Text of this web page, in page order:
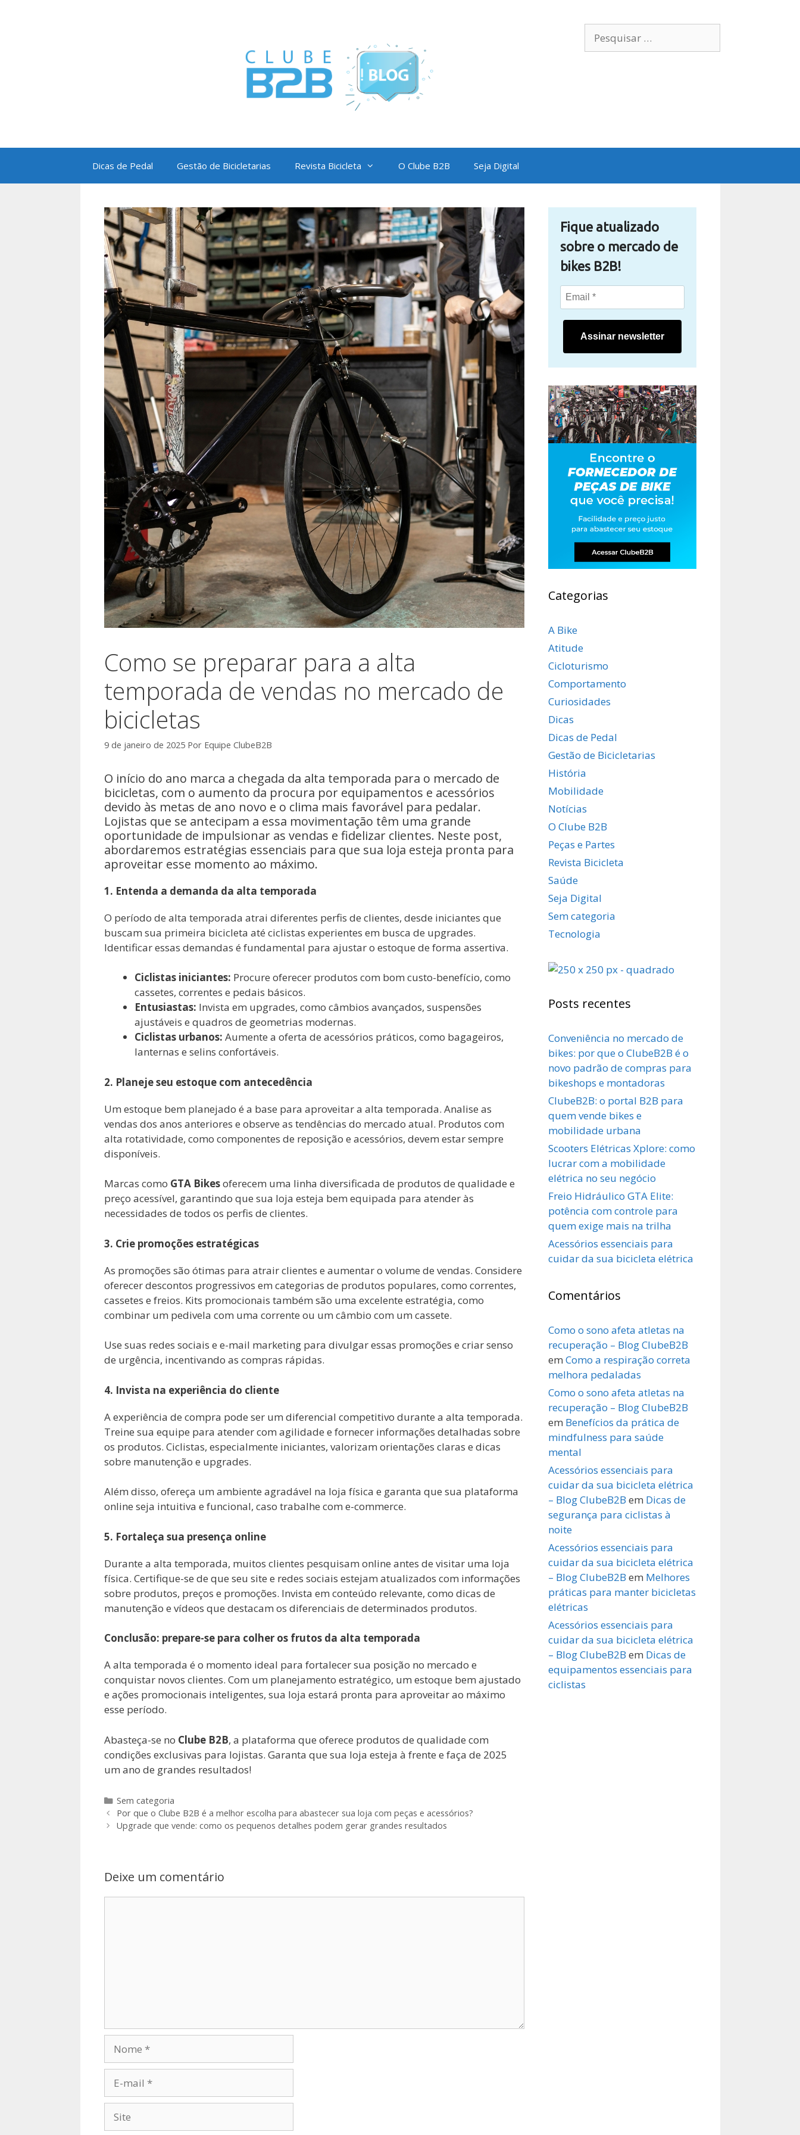
por:
Dicas de Pedal Gestão de Bicicletarias Revista Bicicleta O Clube B2B Seja Digital
Como se preparar para a alta
temporada de vendas no mercado de
bicicletas
9 de janeiro de 2025 Por Equipe ClubeB2B
O início do ano marca a chegada da alta temporada para o mercado de
bicicletas, com o aumento da procura por equipamentos e acessórios
devido às metas de ano novo e o clima mais favorável para pedalar.
Lojistas que se antecipam a essa movimentação têm uma grande
oportunidade de impulsionar as vendas e fidelizar clientes. Neste post,
abordaremos estratégias essenciais para que sua loja esteja pronta para
aproveitar esse momento ao máximo.
1. Entenda a demanda da alta temporada
O período de alta temporada atrai diferentes perfis de clientes, desde iniciantes que
buscam sua primeira bicicleta até ciclistas experientes em busca de upgrades.
Identificar essas demandas é fundamental para ajustar o estoque de forma assertiva.
Ciclistas iniciantes: Procure oferecer produtos com bom custo-benefício, como
cassetes, correntes e pedais básicos.
Entusiastas: Invista em upgrades, como câmbios avançados, suspensões
ajustáveis e quadros de geometrias modernas.
Ciclistas urbanos: Aumente a oferta de acessórios práticos, como bagageiros,
lanternas e selins confortáveis.
2. Planeje seu estoque com antecedência
Um estoque bem planejado é a base para aproveitar a alta temporada. Analise as
vendas dos anos anteriores e observe as tendências do mercado atual. Produtos com
alta rotatividade, como componentes de reposição e acessórios, devem estar sempre
disponíveis.
Marcas como GTA Bikesoferecem uma linha diversificada de produtos de qualidade e
preço acessível, garantindo que sua loja esteja bem equipada para atender às
necessidades de todos os perfis de clientes.
3. Crie promoções estratégicas
As promoções são ótimas para atrair clientes e aumentar o volume de vendas. Considere
oferecer descontos progressivos em categorias de produtos populares, como correntes,
cassetes e freios. Kits promocionais também são uma excelente estratégia, como
combinar um pedivela com uma corrente ou um câmbio com um cassete.
Use suas redes sociais e e-mail marketing para divulgar essas promoções e criar senso
de urgência, incentivando as compras rápidas.
4. Invista na experiência do cliente
A experiência de compra pode ser um diferencial competitivo durante a alta temporada.
Treine sua equipe para atender com agilidade e fornecer informações detalhadas sobre
os produtos. Ciclistas, especialmente iniciantes, valorizam orientações claras e dicas
sobre manutenção e upgrades.
Além disso, ofereça um ambiente agradável na loja física e garanta que sua plataforma
online seja intuitiva e funcional, caso trabalhe com e-commerce.
5. Fortaleça sua presença online
Durante a alta temporada, muitos clientes pesquisam online antes de visitar uma loja
física. Certifique-se de que seu site e redes sociais estejam atualizados com informações
sobre produtos, preços e promoções. Invista em conteúdo relevante, como dicas de
manutenção e vídeos que destacam os diferenciais de determinados produtos.
Conclusão: prepare-se para colher os frutos da alta temporada
A alta temporada é o momento ideal para fortalecer sua posição no mercado e
conquistar novos clientes. Com um planejamento estratégico, um estoque bem ajustado
e ações promocionais inteligentes, sua loja estará pronta para aproveitar ao máximo
esse período.
Abasteça-se no Clube B2B, a plataforma que oferece produtos de qualidade com
condições exclusivas para lojistas. Garanta que sua loja esteja à frente e faça de 2025
um ano de grandes resultados!
Categorias
Sem categoria
Por que o Clube B2B é a melhor escolha para abastecer sua loja com peças e acessórios?
Upgrade que vende: como os pequenos detalhes podem gerar grandes resultados
Deixe um comentário
mail
Fique atualizado
sobre o mercado de
bikes B2B!
Assinar newsletter
Categorias
A Bike
Atitude
Cicloturismo
Comportamento
Curiosidades
Dicas
Dicas de Pedal
Gestão de Bicicletarias
História
Mobilidade
Notícias
O Clube B2B
Peças e Partes
Revista Bicicleta
Saúde
Seja Digital
Sem categoria
Tecnologia
Posts recentes
Conveniência no mercado de
bikes: por que o ClubeB2B é o
novo padrão de compras para
bikeshops e montadoras
ClubeB2B: o portal B2B para
quem vende bikes e
mobilidade urbana
Scooters Elétricas Xplore: como
lucrar com a mobilidade
elétrica no seu negócio
Freio Hidráulico GTA Elite:
potência com controle para
quem exige mais na trilha
Acessórios essenciais para
cuidar da sua bicicleta elétrica
Comentários
Como o sono afeta atletas na
recuperação – Blog ClubeB2B
em Como a respiração correta
melhora pedaladas
Como o sono afeta atletas na
recuperação – Blog ClubeB2B
em Benefícios da prática de
mindfulness para saúde
mental
Acessórios essenciais para
cuidar da sua bicicleta elétrica
– Blog ClubeB2B em Dicas de
segurança para ciclistas à
noite
Acessórios essenciais para
cuidar da sua bicicleta elétrica
– Blog ClubeB2B em Melhores
práticas para manter bicicletas
elétricas
Acessórios essenciais para
cuidar da sua bicicleta elétrica
– Blog ClubeB2B em Dicas de
equipamentos essenciais para
ciclistas